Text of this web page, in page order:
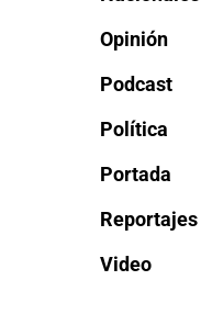
Opinión
Podcast
Política
Portada
Reportajes
Video